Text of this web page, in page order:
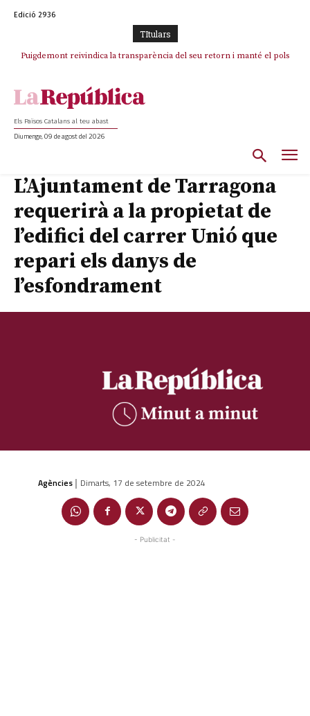
Edició 2936
TItulars
Puigdemont reivindica la transparència del seu retorn i manté el pols
Els Països Catalans al teu abast
Diumenge, 09 de agost del 2026
L’Ajuntament de Tarragona
requerirà a la propietat de
l’edifici del carrer Unió que
repari els danys de
l’esfondrament
Agències | Dimarts, 17 de setembre de 2024
- Publicitat -